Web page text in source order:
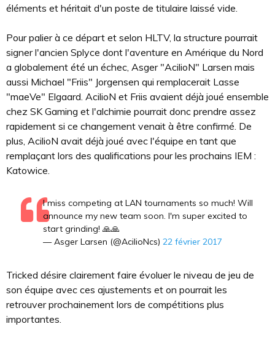
éléments et héritait d'un poste de titulaire laissé vide.
Pour palier à ce départ et selon HLTV, la structure pourrait
signer l'ancien Splyce dont l'aventure en Amérique du Nord
a globalement été un échec, Asger "AcilioN" Larsen mais
aussi Michael "Friis" Jorgensen qui remplacerait Lasse
"maeVe" Elgaard. AcilioN et Friis avaient déjà joué ensemble
chez SK Gaming et l'alchimie pourrait donc prendre assez
rapidement si ce changement venait à être confirmé. De
plus, AcilioN avait déjà joué avec l'équipe en tant que
remplaçant lors des qualifications pour les prochains IEM :
Katowice.
I miss competing at LAN tournaments so much! Will
announce my new team soon. I'm super excited to
start grinding! 🙏🙏
— Asger Larsen (@AcilioNcs) 22 février 2017
Tricked désire clairement faire évoluer le niveau de jeu de
son équipe avec ces ajustements et on pourrait les
retrouver prochainement lors de compétitions plus
importantes.